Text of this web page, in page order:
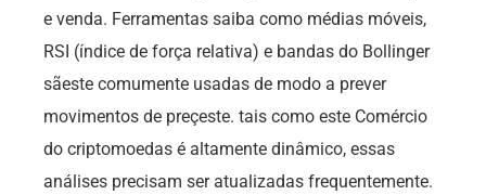
e venda. Ferramentas saiba como médias móveis,
RSI (índice de força relativa) e bandas do Bollinger
sãeste comumente usadas de modo a prever
movimentos de preçeste. tais como este Comércio
do criptomoedas é altamente dinâmico, essas
análises precisam ser atualizadas frequentemente.